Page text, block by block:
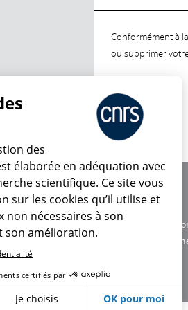
Conformément à
ou supprimer
Charte
Données
des
élaborée en adéquation avec
scientifique. Ce site vous
sur les cookies qu’il utilise et
non nécessaires à son
son amélioration.
certifiés par
Je choisis OK pour moi